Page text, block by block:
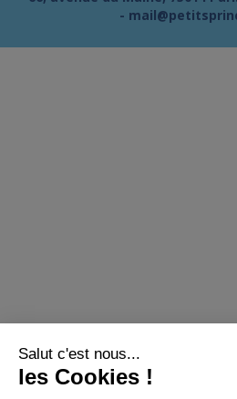
Salut c'est nous...
les Cookies !
-